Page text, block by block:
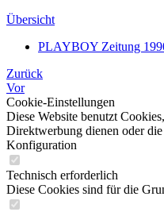
Übersicht
PLAYBOY Zeitung
Zurück
Vor
Cookie-Einstellungen
Diese Website benutzt
Direktwerbung dienen oder
Konfiguration
Technisch erforderlich
Diese Cookies sind für die